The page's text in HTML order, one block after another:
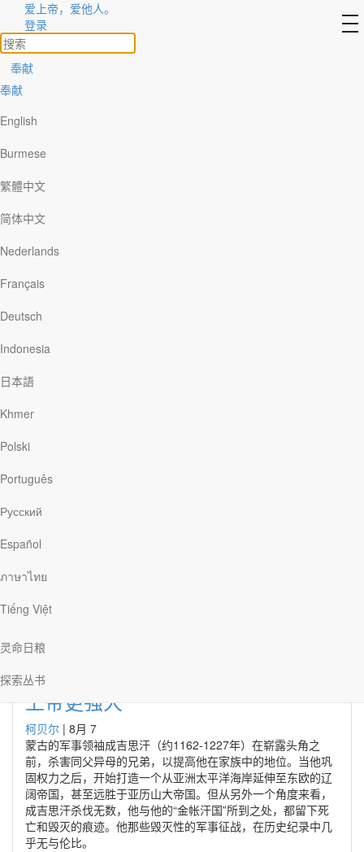
爱上帝，爱他人。
登录
奉献
奉献
English
Burmese
繁體中文
简体中文
Nederlands
Français
Deutsch
Indonesia
日本語
Khmer
Polski
Português
Русский
Español
ภาษาไทย
Tiếng Việt
灵命日粮
探索丛书
作者介绍
查看所有
柯贝尔
柯贝尔（Bill Crowder）担任圣经教导副总裁一职。他写过多本探索
个孙儿。
文章 柯贝尔
上帝更强大
柯贝尔 | 8月 7
蒙古的军事领袖成吉思汗（约1162-1227年）在崭露头角之
前，杀害同父异母的兄弟，以提高他在家族中的地位。当他巩
固权力之后，开始打造一个从亚洲太平洋海岸延伸至东欧的辽
阔帝国，甚至远胜于亚历山大帝国。但从另外一个角度来看，
成吉思汗杀伐无数，他与他的“金帐汗国”所到之处，都留下死
亡和毁灭的痕迹。他那些毁灭性的军事征战，在历史纪录中几
乎无与伦比。